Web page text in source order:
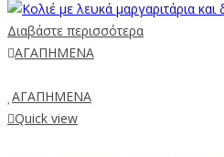
Διαβάστε περισσότερα
ΑΓΑΠΗΜΕΝΑ
ΑΓΑΠΗΜΕΝΑ
Quick view